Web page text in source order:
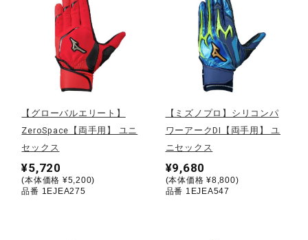
サッカー／フットサル
トレーニング
野球
【グローバルエリート】
ZeroSpace【両手用】 ユニ
セックス
¥5,720
(本体価格 ¥5,200)
品番 1EJEA275
【ミズノプロ】シリコンパ
ワーアークDI【両手用】 ユ
ニセックス
¥9,680
(本体価格 ¥8,800)
品番 1EJEA547